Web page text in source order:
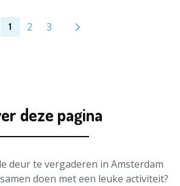
1 2 3
deze pagina
deur te vergaderen in Amsterdam
doen met een leuke activiteit?